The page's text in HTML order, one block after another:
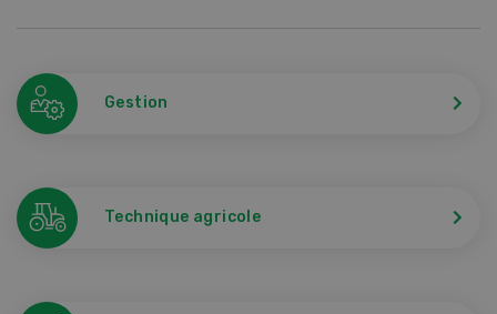
Gestion
Technique agricole